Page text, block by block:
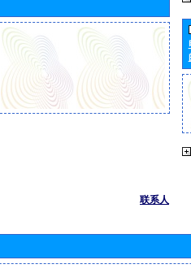
联系人